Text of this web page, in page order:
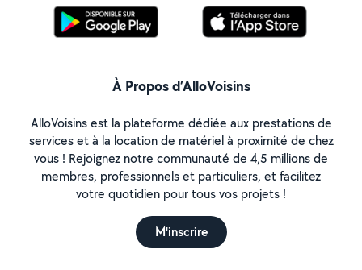
À Propos d’AlloVoisins
AlloVoisins est la plateforme dédiée aux prestations de
services et à la location de matériel à proximité de chez
vous ! Rejoignez notre communauté de 4,5 millions de
membres, professionnels et particuliers, et facilitez
votre quotidien pour tous vos projets !
M'inscrire